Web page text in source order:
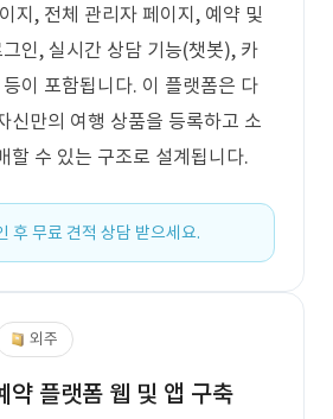
지, 전체 관리자 페이지, 예약 및
인, 실시간 상담 기능(챗봇), 카
이 포함됩니다. 이 플랫폼은 다
신만의 여행 상품을 등록하고 소
할 수 있는 구조로 설계됩니다.
후 무료 견적 상담 받으세요.
외주
약 플랫폼 웹 및 앱 구축